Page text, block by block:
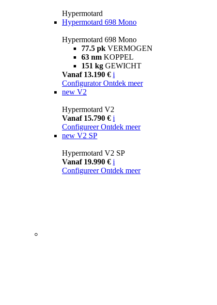
Hypermotard
Hypermotard 698 Mono
Hypermotard 698 Mono
77.5 pk VERMOGEN
63 nm KOPPEL
151 kg GEWICHT
Vanaf 13.190 € i
Configurator Ontdek meer
new V2
Hypermotard V2
Vanaf 15.790 € i
Configureer Ontdek meer
new V2 SP
Hypermotard V2 SP
Vanaf 19.990 € i
Configureer Ontdek meer